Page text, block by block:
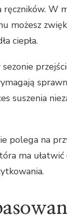
W
możesz
ciepła.
suszenia
polega na
ma